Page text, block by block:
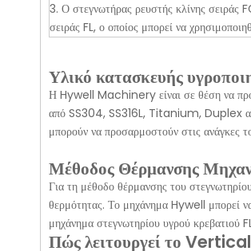
3. Ο στεγνωτήρας ρευστής κλίνης σειράς
σειράς FL, ο οποίος μπορεί να
Υλικό κατασκευής
Η Hywell Machinery είναι σε θέση να
από SS304, SS316L, Titanium, Duplex
μπορούν να προσαρμοστούν στις ανάγκες
Μέθοδος Θέρμανσης
Για τη μέθοδο θέρμανσης του
θερμότητας. Το μηχάνημα Hywell μπορεί
μηχάνημα στεγνωτηρίου υγρού κρεβατιού
Πώς λειτουργεί το